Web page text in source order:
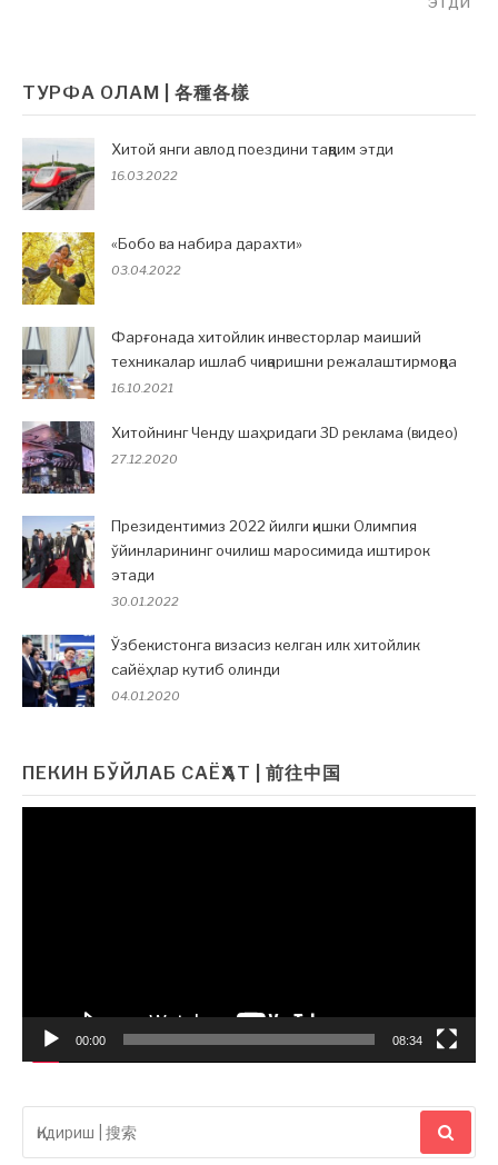
續
閱
讀
ТУРФА ОЛАМ | 各種各樣
Хитой янги авлод поездини тақдим этди
16.03.2022
«Бобо ва набира дарахти»
03.04.2022
Фарғонада хитойлик инвесторлар маиший
техникалар ишлаб чиқаришни режалаштирмоқда
16.10.2021
Хитойнинг Ченду шаҳридаги 3D реклама (видео)
27.12.2020
Президентимиз 2022 йилги қишки Олимпия
ўйинларининг очилиш маросимида иштирок
этади
30.01.2022
Ўзбекистонга визасиз келган илк хитойлик
сайёҳлар кутиб олинди
04.01.2020
ПЕКИН БЎЙЛАБ САЁҲАТ | 前往中国
00:00 08:34
Қидириш:|